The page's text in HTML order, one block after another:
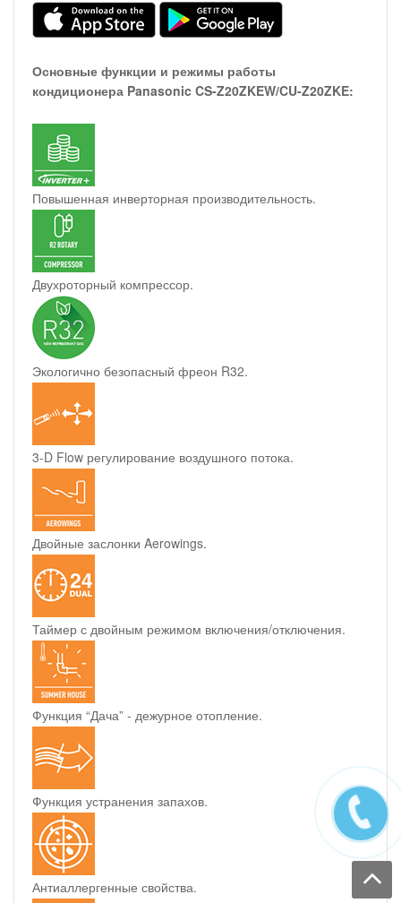
Основные функции и режимы работы
кондиционера Panasonic CS-Z20ZKEW/CU-Z20ZKE:
Повышенная инверторная производительность.
Двухроторный компрессор.
Экологично безопасный фреон R32.
3-D Flow регулирование воздушного потока.
Двойные заслонки Aerowings.
Таймер с двойным режимом включения/отключения.
Функция “Дача” - дежурное отопление.
Функция устранения запахов.
Антиаллергенные свойства.